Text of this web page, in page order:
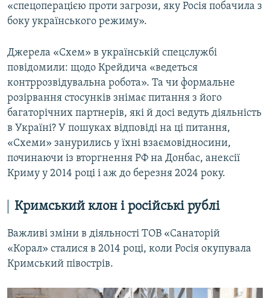
«спецоперацією проти загрози, яку Росія побачила з
боку українського режиму».
Джерела «Схем» в українській спецслужбі
повідомили: щодо Крейдича «ведеться
контррозвідувальна робота». Та чи формальне
розірвання стосунків знімає питання з його
багаторічних партнерів, які й досі ведуть діяльність
в Україні? У пошуках відповіді на ці питання,
«Схеми» занурились у їхні взаємовідносини,
починаючи із вторгнення РФ на Донбас, анексії
Криму у 2014 році і аж до березня 2024 року.
Кримський клон і російські рублі
Важливі зміни в діяльності ТОВ «Санаторій
«Корал» сталися в 2014 році, коли Росія окупувала
Кримський півострів.